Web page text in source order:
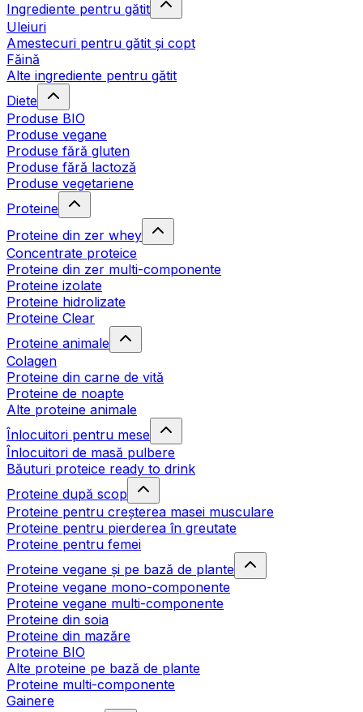
Ingrediente pentru gătit
Uleiuri
Amestecuri pentru gătit și copt
Făină
Alte ingrediente pentru gătit
Diete
Produse BIO
Produse vegane
Produse fără gluten
Produse fără lactoză
Produse vegetariene
Proteine
Proteine din zer whey
Concentrate proteice
Proteine din zer multi-componente
Proteine izolate
Proteine hidrolizate
Proteine Clear
Proteine animale
Colagen
Proteine din carne de vită
Proteine de noapte
Alte proteine animale
Înlocuitori pentru mese
Înlocuitori de masă pulbere
Băuturi proteice ready to drink
Proteine după scop
Proteine pentru creșterea masei musculare
Proteine pentru pierderea în greutate
Proteine pentru femei
Proteine vegane și pe bază de plante
Proteine vegane mono-componente
Proteine vegane multi-componente
Proteine din soia
Proteine din mazăre
Proteine BIO
Alte proteine pe bază de plante
Proteine multi-componente
Gainere